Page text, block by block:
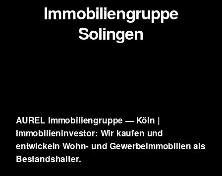
Immobiliengruppe
Solingen
AUREL Immobiliengruppe — Köln |
Immobilieninvestor: Wir kaufen und
entwickelnWohn- und Gewerbeimmobilien als
Bestandshalter.